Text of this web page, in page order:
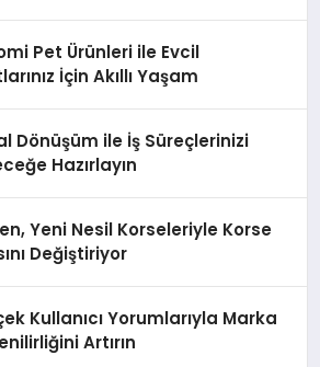
Pet Ürünleri ile Evcil
İçin Akıllı Yaşam
Dönüşüm ile İş Süreçlerinizi
Hazırlayın
Yeni Nesil Korseleriyle Korse
Değiştiriyor
Kullanıcı Yorumlarıyla Marka
Artırın